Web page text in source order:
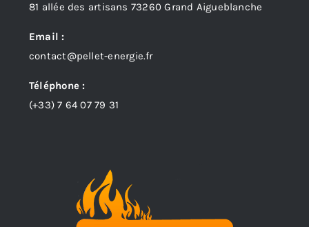
81 allée des artisans 73260 Grand Aigueblanche
Email :
contact@pellet-energie.fr
Téléphone :
(+33)7 64 07 79 31